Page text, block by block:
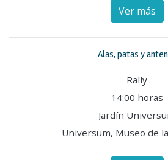
Ver más
Alas, patas y
Rally
14:00 horas
Jardín
Universum, Museo de